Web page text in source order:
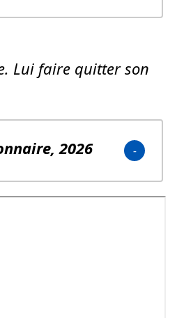
Lui faire quitter son
, 2026